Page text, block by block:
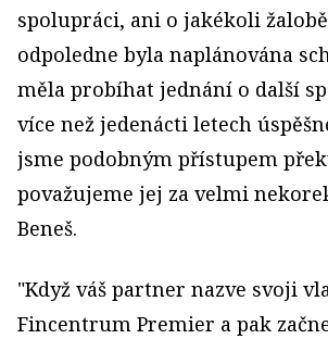
spolupráci, ani o jakékoli
odpoledne byla naplánována
měla probíhat jednání o další
více než jedenácti letech
jsme podobným přístupem
považujeme jej za velmi
Beneš.
"Když váš partner nazve svoji
Fincentrum Premier a pak